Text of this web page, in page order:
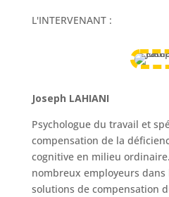
L'INTERVENANT :
Joseph LAHIANI
Psychologue du travail et
compensation de la
cognitive en milieu
nombreux employeurs
solutions de compensation